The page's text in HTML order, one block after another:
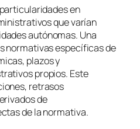
en
que varían
autónomas. Una
normativas específicas de
plazos y
propios. Este
retrasos
de
de la normativa.